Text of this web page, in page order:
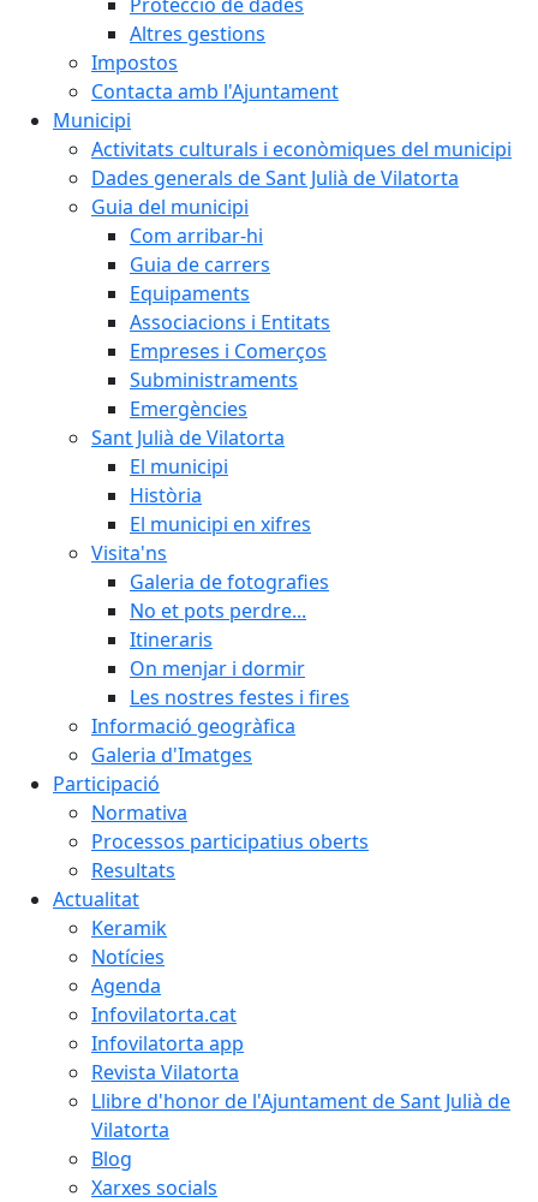
Altres gestions
Impostos
Contacta amb l'Ajuntament
Municipi
Activitats culturals i econòmiques del municipi
Dades generals de Sant Julià de Vilatorta
Guia del municipi
Com arribar-hi
Guia de carrers
Equipaments
Associacions i Entitats
Empreses i Comerços
Subministraments
Emergències
Sant Julià de Vilatorta
El municipi
Història
El municipi en xifres
Visita'ns
Galeria de fotografies
No et pots perdre...
Itineraris
On menjar i dormir
Les nostres festes i fires
Informació geogràfica
Galeria d'Imatges
Participació
Normativa
Processos participatius oberts
Resultats
Actualitat
Keramik
Notícies
Agenda
Infovilatorta.cat
Infovilatorta app
Revista Vilatorta
Llibre d'honor de l'Ajuntament de Sant Julià de
Vilatorta
Blog
Xarxes socials